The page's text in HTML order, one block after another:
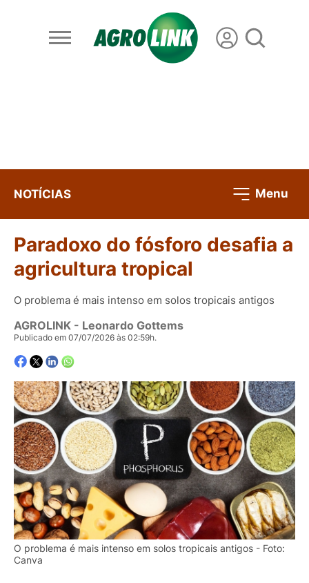
NOTÍCIAS Menu
Paradoxo do fósforo desafia a
agricultura tropical
O problema é mais intenso em solos tropicais antigos
AGROLINK - Leonardo Gottems
Publicado em 07/07/2026 às 02:59h.
O problema é mais intenso em solos tropicais antigos - Foto:
Canva